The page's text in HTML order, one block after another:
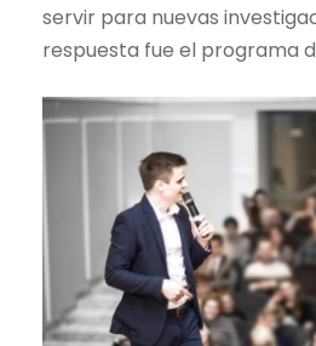
servir para nuevas
respuesta fue el programa